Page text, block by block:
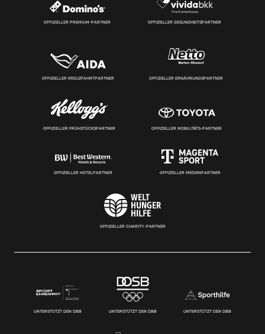
OFFIZIELLER PREMIUM-PARTNER OFFIZIELLER GESUNDHEITSPARTNER
OFFIZIELLER KREUZFAHRTPARTNER OFFIZIELLER ERNÄHRUNGSPARTNER
OFFIZIELLER FRÜHSTÜCKSPARTNER OFFIZIELLER MOBILITÄTS-PARTNER
OFFIZIELLER HOTELPARTNER OFFIZIELLER MEDIENPARTNER
OFFIZIELLER CHARITY-PARTNER
UNTERSTÜTZT DEN DBB UNTERSTÜTZT DEN DBB UNTERSTÜTZT DEN DBB